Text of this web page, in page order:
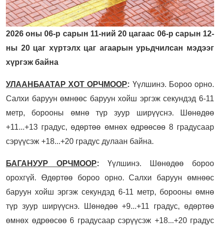
2026 оны 06-р сарын 11-ний 20 цагаас 06-р сарын 12-
ны 20 цаг хүртэлх цаг агаарын урьдчилсан мэдээг
хүргэж байна
УЛААНБААТАР ХОТ ОРЧМООР: Үүлшинэ. Бороо орно.
Салхи баруун өмнөөс баруун хойш эргэж секундэд 6-11
метр, борооны өмнө түр зуур ширүүснэ. Шөнөдөө
+11...+13 градус, өдөртөө өмнөх өдрөөсөө 8 градусаар
сэрүүсэж +18...+20 градус дулаан байна.
БАГАНУУР ОРЧМООР: Үүлшинэ. Шөнөдөө бороо
орохгүй. Өдөртөө бороо орно. Салхи баруун өмнөөс
баруун хойш эргэж секундэд 6-11 метр, борооны өмнө
түр зуур ширүүснэ. Шөнөдөө +9...+11 градус, өдөртөө
өмнөх өдрөөсөө 6 градусаар сэрүүсэж +18...+20 градус